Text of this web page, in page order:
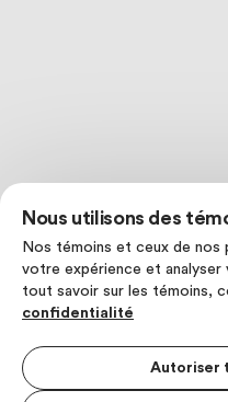
Nous utilisons des
Nos témoins et ceux de nos
votre expérience et
tout savoir sur les témoins,
confidentialité
Autoriser